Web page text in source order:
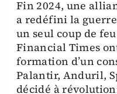
Fin 2024, une
a redéfini la
un seul coup de
Financial Times
formation d’un
Palantir, Anduril,
décidé à